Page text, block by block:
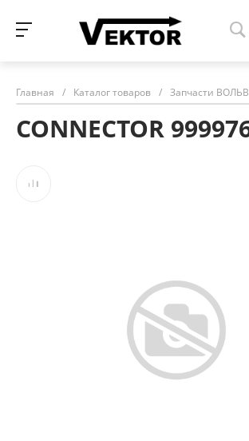
Главная / Каталог товаров / Запчасти
CONNECTOR